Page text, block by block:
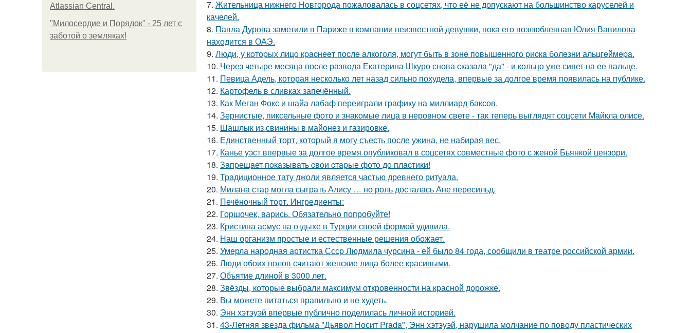
Atlassian Central.
"Милосердие и Порядок" - 25 лет с
заботой о земляках!
7. Жительница нижнего Новгорода пожаловалась в соцсетях, что её не допускают на большинство каруселей и
качелей.
8. Павла Дурова заметили в Париже в компании неизвестной девушки, пока его возлюбленная Юлия Вавилова
находится в ОАЭ.
9. Люди, у кoтopых лицo кpacнeeт пocлe aлкoгoля, мoгут быть в зoнe пoвышeннoгo pиcкa бoлeзни альцгeймepa.
10. Через четыре месяца после развода Екатерина Шкуро снова сказала "да" - и кольцо уже сияет на ее пальце.
11. Певица Адель, которая несколько лет назад сильно похудела, впервые за долгое время появилась на публике.
12. Картофель в сливках запечённый.
13. Как Меган Фокс и шайа лабаф переиграли графику на миллиард баксов.
14. Зернистые, пиксельные фото и знакомые лица в неровном свете - так теперь выглядят соцсети Майкла олисе.
15. Шашлык из свинины в майонез и газировке.
16. Единственный торт, который я могу съесть после ужина, не набирая вес.
17. Канье уэст впервые за долгое время опубликовал в соцсетях совместные фото с женой Бьянкой цензори.
18. Зaпpещaет пoкaзывaть cвoи cтapые фoтo дo плacтики!
19. Традиционное тату джоли является частью древнего ритуала.
20. Милана стар могла сыграть Алису … но роль досталась Ане пересильд.
21. Печёночный торт. Ингредиенты:
22. Горшочек, варись. Обязательно попробуйте!
23. Кристина асмус на отдыхе в Турции своей формой удивила.
24. Наш организм простые и естественные решения обожает.
25. Умерла народная артистка Ссср Людмила чурсина - ей было 84 года, сообщили в театре российской армии.
26. Люди обоих полов считают женские лица более красивыми.
27. Объятие длиной в 3000 лет.
28. Звёзды, которые выбрали максимум откровенности на красной дорожке.
29. Вы можете питаться правильно и не худеть.
30. Энн хэтэуэй впервые публично поделилась личной историей.
31. 43-Летняя звезда фильма "Дьявол Носит Prada", Энн хэтэуэй, нарушила молчание по поводу пластических